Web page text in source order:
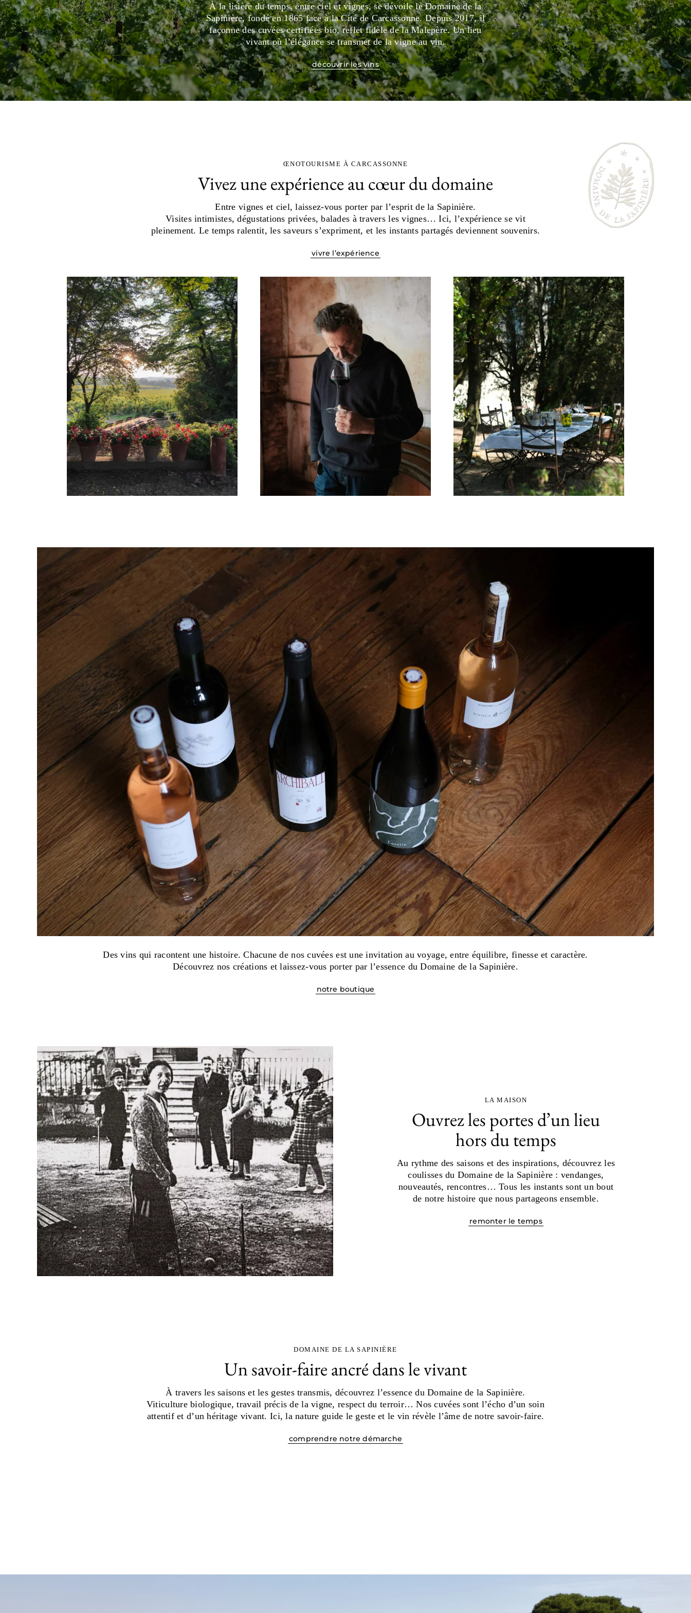
À la lisière du temps, entre ciel et vignes, se dévoile le Domaine de la
Sapinière, fondé en 1865 face à la Cité de Carcassonne. Depuis 2017, il
façonne des cuvées certifiées bio, reflet fidèle de la Malepère. Un lieu
vivant où l’élégance se transmet de la vigne au vin.
découvrir les vins
ŒNOTOURISME À CARCASSONNE
Vivez une expérience au cœur du domaine
Entre vignes et ciel, laissez-vous porter par l’esprit de la Sapinière.
Visites intimistes, dégustations privées, balades à travers les vignes… Ici, l’expérience se vit
pleinement. Le temps ralentit, les saveurs s’expriment, et les instants partagés deviennent souvenirs.
vivre l’expérience
Des vins qui racontent une histoire. Chacune de nos cuvées est une invitation au voyage, entre équilibre, finesse et caractère.
Découvrez nos créations et laissez-vous porter par l’essence du Domaine de la Sapinière.
notre boutique
LA MAISON
Ouvrez les portes d’un lieu
hors du temps
Au rythme des saisons et des inspirations, découvrez les
coulisses du Domaine de la Sapinière : vendanges,
nouveautés, rencontres… Tous les instants sont un bout
de notre histoire que nous partageons ensemble.
remonter le temps
DOMAINE DE LA SAPINIÈRE
Un savoir-faire ancré dans le vivant
À travers les saisons et les gestes transmis, découvrez l’essence du Domaine de la Sapinière.
Viticulture biologique, travail précis de la vigne, respect du terroir… Nos cuvées sont l’écho d’un soin
attentif et d’un héritage vivant. Ici, la nature guide le geste et le vin révèle l’âme de notre savoir-faire.
comprendre notre démarche